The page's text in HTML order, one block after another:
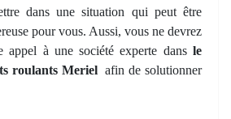
dans une situation qui peut être
pour vous. Aussi, vous ne devrez
appel à une société experte dans le
roulants Meriel afin de solutionner